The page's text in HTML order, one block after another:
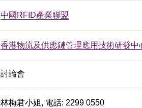
中國RFID產業聯盟
香港物流及供應鏈管理應用技術研發中
討論會
林梅君小姐, 電話: 2299 0550